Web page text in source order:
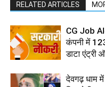
RELATED ARTICLES
CG Job
कंपनी में
डाटा एंट्री
देवगढ़ धाम